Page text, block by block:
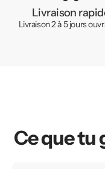
Livraison
Livraison 2 à 5 jours
Ce que tu